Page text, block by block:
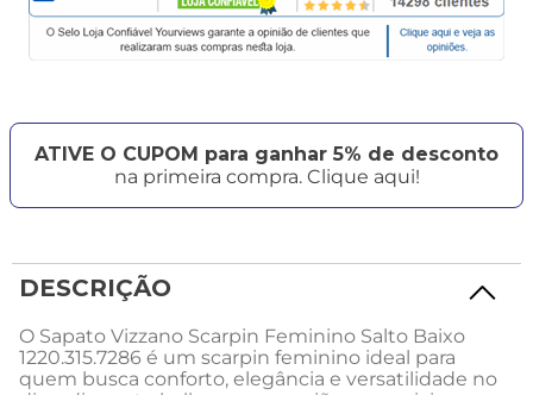
ATIVE O CUPOM para ganhar 5% de desconto
na primeira compra. Clique aqui!
DESCRIÇÃO
O Sapato Vizzano Scarpin Feminino Salto Baixo
1220.315.7286 é um scarpin feminino ideal para
quem busca conforto, elegância e versatilidade no